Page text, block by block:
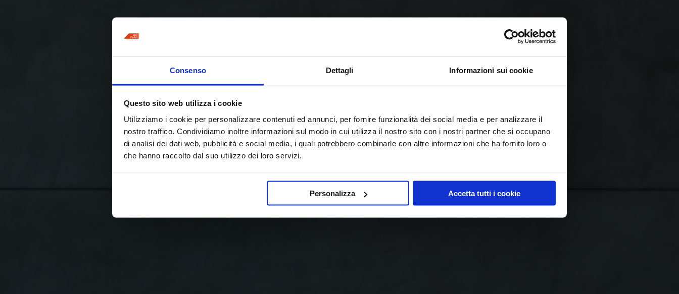
Consenso Dettagli Informazioni sui cookie
Questo sito web utilizza i cookie
Utilizziamo i cookie per personalizzare contenuti ed annunci, per fornire funzionalità dei social media e per analizzare il
nostro traffico. Condividiamo inoltre informazioni sul modo in cui utilizza il nostro sito con i nostri partner che si occupano
di analisi dei dati web, pubblicità e social media, i quali potrebbero combinarle con altre informazioni che ha fornito loro o
che hanno raccolto dal suo utilizzo dei loro servizi.
Personalizza Accetta tutti i cookie